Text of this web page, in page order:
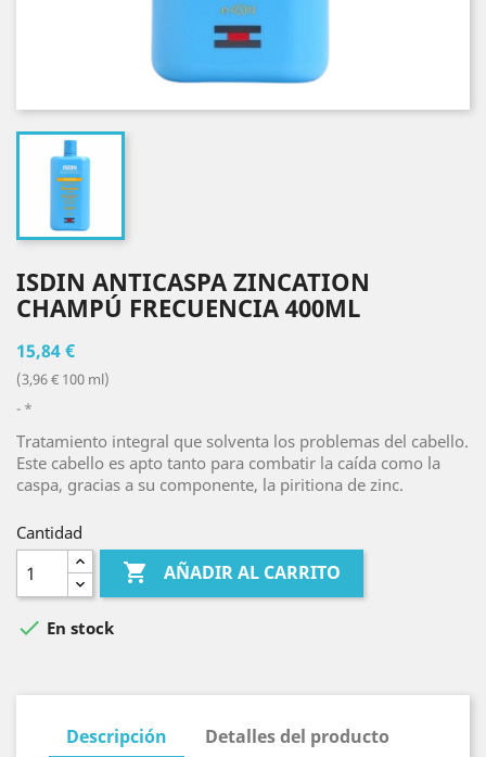
ISDIN ANTICASPA ZINCATION
CHAMPÚ FRECUENCIA 400ML
15,84 €
(3,96 € 100 ml)
*
Tratamiento integral que solventa los problemas del cabello.
Este cabello es apto tanto para combatir la caída como la
caspa, gracias a su componente, la piritiona de zinc.
Cantidad
 AÑADIR AL CARRITO
 En stock
Descripción Detalles del producto